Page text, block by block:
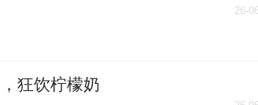
板块大跌
26-
狂饮柠檬奶